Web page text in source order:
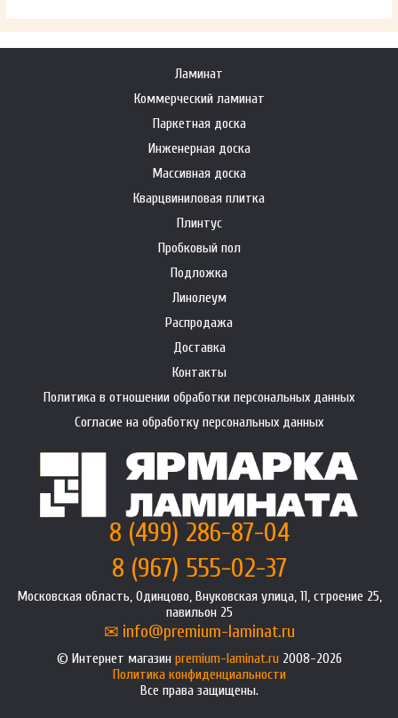
Ламинат
Коммерческий ламинат
Паркетная доска
Инженерная доска
Массивная доска
Кварцвиниловая плитка
Плинтус
Пробковый пол
Подложка
Линолеум
Распродажа
Доставка
Контакты
Политика в отношении обработки персональных данных
Согласие на обработку персональных данных
8 (499) 286-87-04
8 (967) 555-02-37
Московская область, Одинцово, Внуковская улица, 11, строение 25,
павильон 25
info@premium-laminat.ru
Интернет магазин premium-laminat.ru2008-2026
Политика конфиденциальности
Все права защищены.